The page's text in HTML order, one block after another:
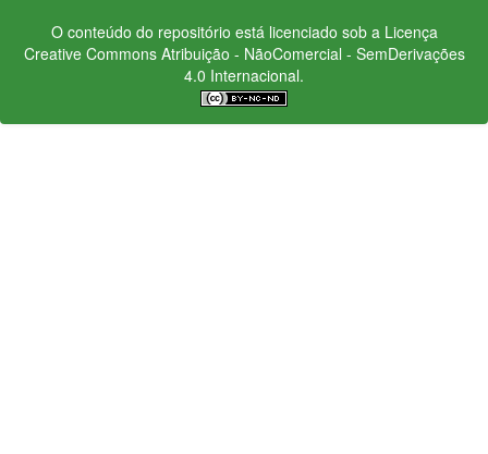
O conteúdo do repositório está licenciado sob a Licença
Creative CommonsAtribuição - NãoComercial - SemDerivações
4.0 Internacional.